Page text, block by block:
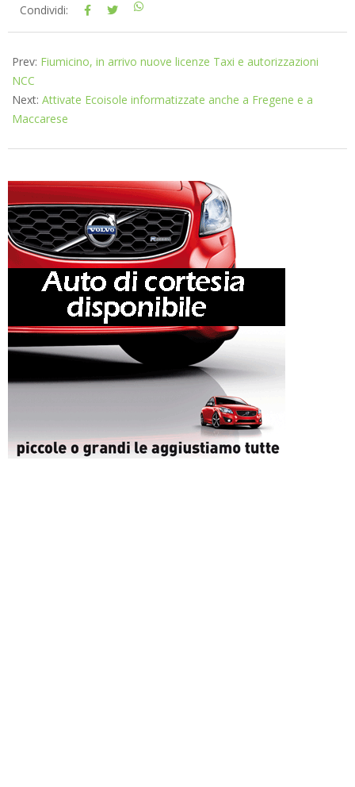
2026-
Condividi:
Prev: Fiumicino, in arrivo nuove licenze Taxi e autorizzazioni
NCC
Next: Attivate Ecoisole informatizzate anche a Fregene e a
Maccarese